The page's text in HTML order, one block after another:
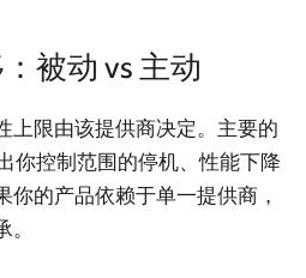
被动 vs 主动
上限由该提供商决定。主要的
你控制范围的停机、性能下降
你的产品依赖于单一提供商，